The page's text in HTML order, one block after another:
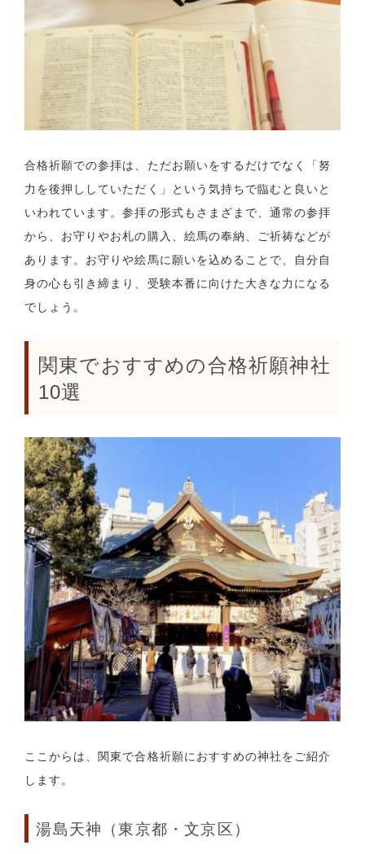
合格祈願での参拝は、ただお願いをするだけでなく「努
力を後押ししていただく」という気持ちで臨むと良いと
いわれています。参拝の形式もさまざまで、通常の参拝
から、お守りやお札の購入、絵馬の奉納、ご祈祷などが
あります。お守りや絵馬に願いを込めることで、自分自
身の心も引き締まり、受験本番に向けた大きな力になる
でしょう。
関東でおすすめの合格祈願神社
10選
ここからは、関東で合格祈願におすすめの神社をご紹介
します。
湯島天神（東京都・文京区）